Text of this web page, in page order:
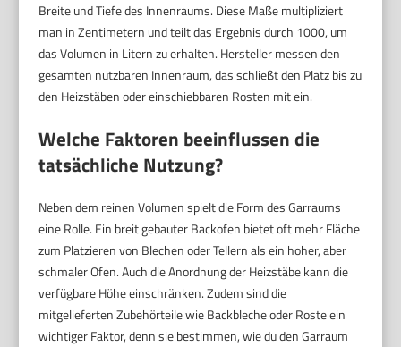
Breite und Tiefe des Innenraums. Diese Maße multipliziert
man in Zentimetern und teilt das Ergebnis durch 1000, um
das Volumen in Litern zu erhalten. Hersteller messen den
gesamten nutzbaren Innenraum, das schließt den Platz bis zu
den Heizstäben oder einschiebbaren Rosten mit ein.
Welche Faktoren beeinflussen die
tatsächliche Nutzung?
Neben dem reinen Volumen spielt die Form des Garraums
eine Rolle. Ein breit gebauter Backofen bietet oft mehr Fläche
zum Platzieren von Blechen oder Tellern als ein hoher, aber
schmaler Ofen. Auch die Anordnung der Heizstäbe kann die
verfügbare Höhe einschränken. Zudem sind die
mitgelieferten Zubehörteile wie Backbleche oder Roste ein
wichtiger Faktor, denn sie bestimmen, wie du den Garraum